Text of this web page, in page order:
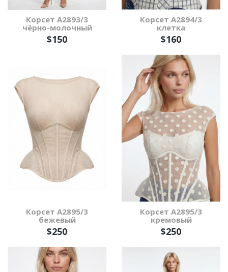
Корсет А2893/3
чёрно-молочный
$150
Корсет А2894/3
клетка
$160
Корсет А2895/3
бежевый
$250
Корсет А2895/3
кремовый
$250